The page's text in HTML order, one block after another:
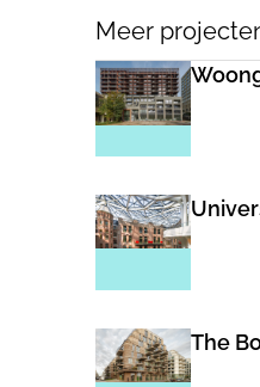
Meer
The